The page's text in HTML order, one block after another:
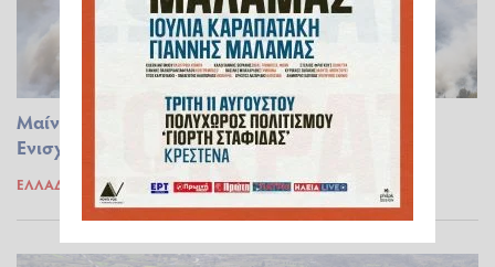
Μαίνεται η φωτιά στη Χόικα Θεσπρωτίας -
Ενισχύθηκαν οι πυροσβεστικές δυνάμεις (upd)
ΕΛΛΆΔΑ 29.08.2025 17:33